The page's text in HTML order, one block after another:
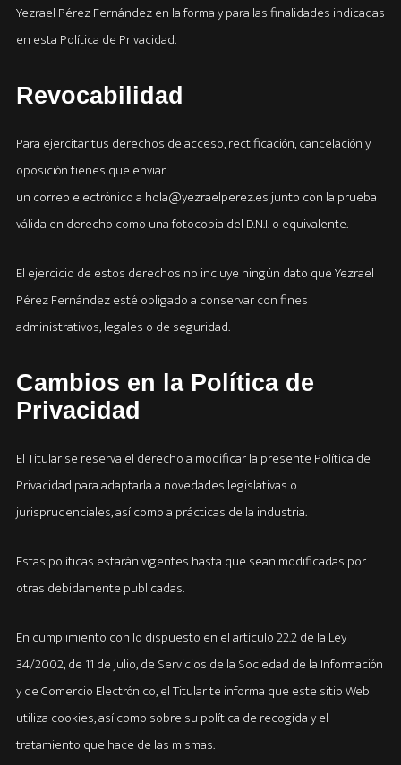
Yezrael Pérez Fernández en la forma y para las finalidades indicadas
en esta Política de Privacidad.
Revocabilidad
Para ejercitar tus derechos de acceso, rectificación, cancelación y
oposición tienes que enviar
un correo electrónico a hola@yezraelperez.es junto con la prueba
válida en derecho como una fotocopia del D.N.I. o equivalente.
El ejercicio de estos derechos no incluye ningún dato que Yezrael
Pérez Fernández esté obligado a conservar con fines
administrativos, legales o de seguridad.
Cambios en la Política de
Privacidad
El Titular se reserva el derecho a modificar la presente Política de
Privacidad para adaptarla a novedades legislativas o
jurisprudenciales, así como a prácticas de la industria.
Estas políticas estarán vigentes hasta que sean modificadas por
otras debidamente publicadas.
En cumplimiento con lo dispuesto en el artículo 22.2 de la Ley
34/2002, de 11 de julio, de Servicios de la Sociedad de la Información
y de Comercio Electrónico, el Titular te informa que este sitio Web
utiliza cookies, así como sobre su política de recogida y el
tratamiento que hace de las mismas.